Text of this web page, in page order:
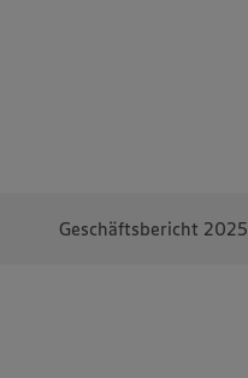
Geschäftsbericht 2025